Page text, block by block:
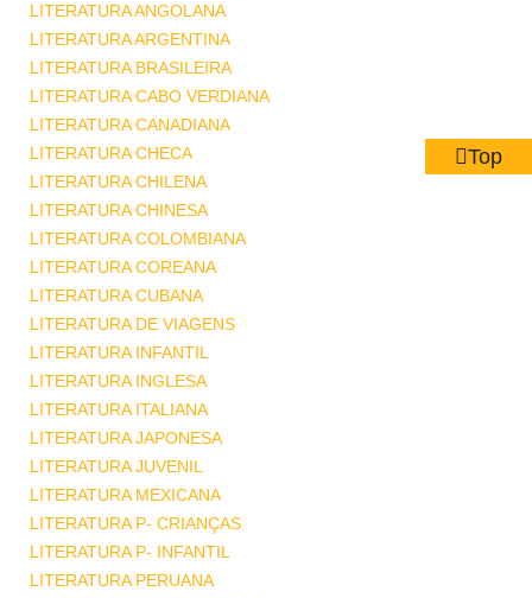
LITERATURA ANGOLANA
LITERATURA ARGENTINA
LITERATURA BRASILEIRA
LITERATURA CABO VERDIANA
LITERATURA CANADIANA
LITERATURA CHECA
LITERATURA CHILENA
LITERATURA CHINESA
LITERATURA COLOMBIANA
LITERATURA COREANA
LITERATURA CUBANA
LITERATURA DE VIAGENS
LITERATURA INFANTIL
LITERATURA INGLESA
LITERATURA ITALIANA
LITERATURA JAPONESA
LITERATURA JUVENIL
LITERATURA MEXICANA
LITERATURA P- CRIANÇAS
LITERATURA P- INFANTIL
LITERATURA PERUANA
Top